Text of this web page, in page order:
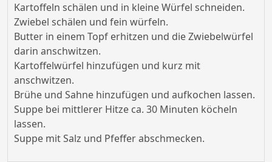
Kartoffeln schälen und in kleine Würfel schneiden.
Zwiebel schälen und fein würfeln.
Butter in einem Topf erhitzen und die Zwiebelwürfel
darin anschwitzen.
Kartoffelwürfel hinzufügen und kurz mit
anschwitzen.
Brühe und Sahne hinzufügen und aufkochen lassen.
Suppe bei mittlerer Hitze ca. 30 Minuten köcheln
lassen.
Suppe mit Salz und Pfeffer abschmecken.